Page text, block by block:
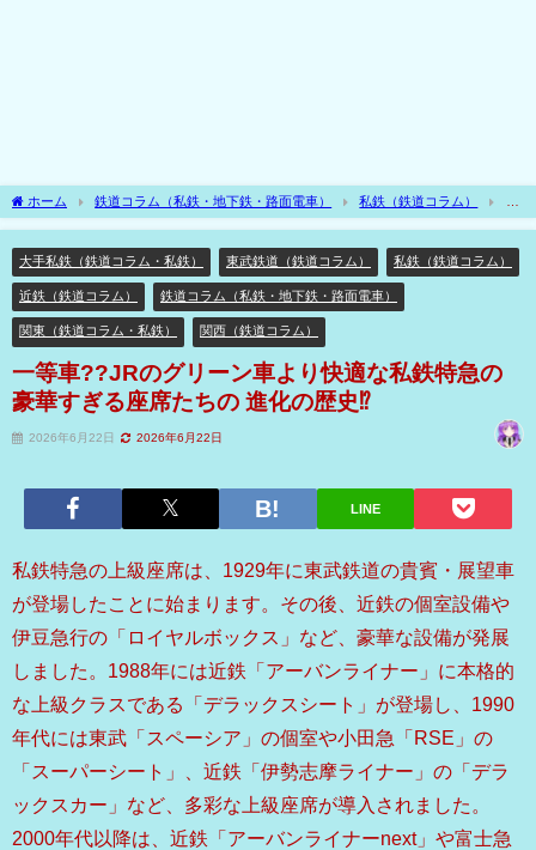
ホーム 鉄道コラム（私鉄・地下鉄・路面電車） 私鉄（鉄道コラム）
手私鉄（鉄道コラム・私鉄）
一等車??JRのグリーン車より快適な私鉄特急の豪華
大手私鉄（鉄道コラム・私鉄）
東武鉄道（鉄道コラム） 私鉄（鉄道コラム）
近鉄（鉄道コラム） 鉄道コラム（私鉄・地下鉄・路面電車）
関東（鉄道コラム・私鉄） 関西（鉄道コラム）
一等車??JRのグリーン車より快適な私鉄特急の
豪華すぎる座席たちの 進化の歴史⁉
2026年6月22日 2026年6月22日
LINE
私鉄特急の上級座席は、1929年に東武鉄道の貴賓・展望車
が登場したことに始まります。その後、近鉄の個室設備や
伊豆急行の「ロイヤルボックス」など、豪華な設備が発展
しました。1988年には近鉄「アーバンライナー」に本格的
な上級クラスである「デラックスシート」が登場し、1990
年代には東武「スペーシア」の個室や小田急「RSE」の
「スーパーシート」、近鉄「伊勢志摩ライナー」の「デラ
ックスカー」など、多彩な上級座席が導入されました。
2000年代以降は、近鉄「アーバンライナーnext」や富士急